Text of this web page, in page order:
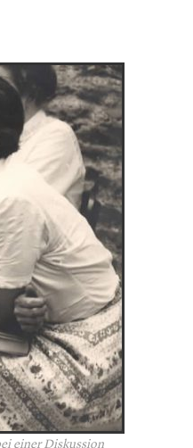
einer Diskussion